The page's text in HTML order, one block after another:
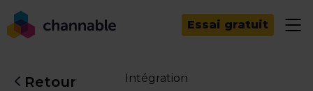
Essai gratuit
Retour Intégration